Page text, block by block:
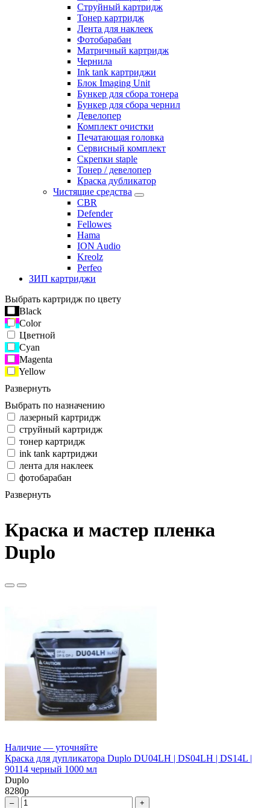
Струйный картридж
Тонер картридж
Лента для наклеек
Фотобарабан
Матричный картридж
Чернила
Ink tank картриджи
Блок Imaging Unit
Бункер для сбора тонера
Бункер для сбора чернил
Девелопер
Комплект очистки
Печатающая головка
Сервисный комплект
Скрепки staple
Тонер / девелопер
Краска дубликатор
Чистящие средства
CBR
Defender
Fellowes
Hama
ION Audio
Kreolz
Perfeo
ЗИП картриджи
Выбрать картридж по цвету
Black
Color
Цветной
Cyan
Magenta
Yellow
Развернуть
Выбрать по назначению
лазерный картридж
струйный картридж
тонер картридж
ink tank картриджи
лента для наклеек
фотобарабан
Развернуть
Краска и мастер пленка
Duplo
Наличие — уточняйте
Краска для дупликатора Duplo DU04LH | DS04LH | DS14L |
90114 черный 1000 мл
Duplo
8280р
– +